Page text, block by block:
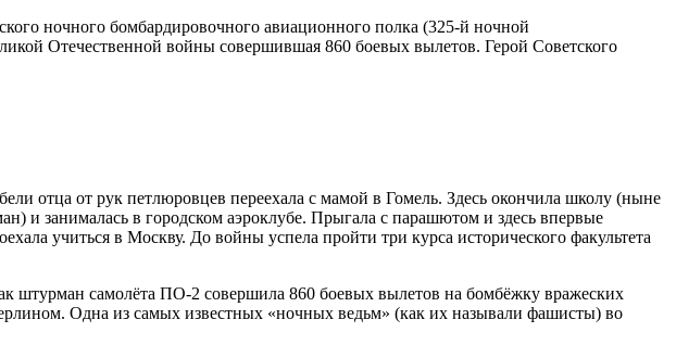
ночного бомбардировочного авиационного полка (325-й ночной
Отечественной войны совершившая 860 боевых вылетов. Герой Советского
отца от рук петлюровцев переехала с мамой в Гомель. Здесь окончила школу (ныне
и занималась в городском аэроклубе. Прыгала с парашютом и здесь впервые
учиться в Москву. До войны успела пройти три курса исторического факультета
штурман самолёта ПО-2 совершила 860 боевых вылетов на бомбёжку вражеских
Одна из самых известных «ночных ведьм» (как их называли фашисты) во